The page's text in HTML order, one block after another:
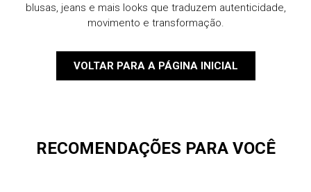
blusas, jeans e mais looks que traduzem autenticidade,
movimento e transformação.
VOLTAR PARA A PÁGINA INICIAL
RECOMENDAÇÕES PARA VOCÊ